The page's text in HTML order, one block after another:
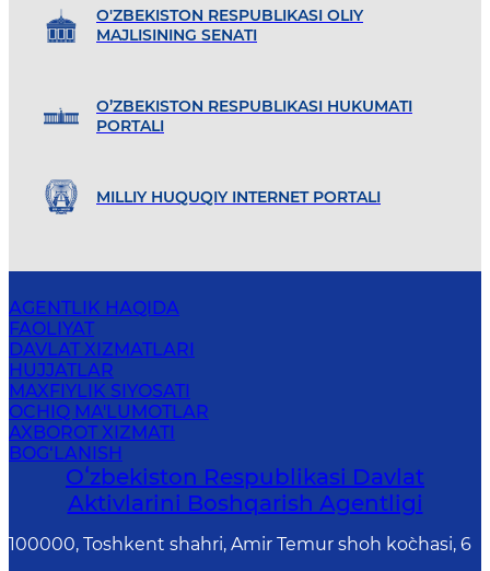
O'ZBEKISTON RESPUBLIKASI OLIY
MAJLISINING SENATI
O’ZBEKISTON RESPUBLIKASI HUKUMATI
PORTALI
MILLIY HUQUQIY INTERNET PORTALI
AGENTLIK HAQIDA
FAOLIYAT
DAVLAT XIZMATLARI
HUJJATLAR
MAXFIYLIK SIYOSATI
OCHIQ MA'LUMOTLAR
AXBOROT XIZMATI
BOG‘LANISH
Oʻzbekiston Respublikasi Davlat
Aktivlarini Boshqarish Agentligi
100000, Toshkent shahri, Amir Temur shoh ko`chasi, 6